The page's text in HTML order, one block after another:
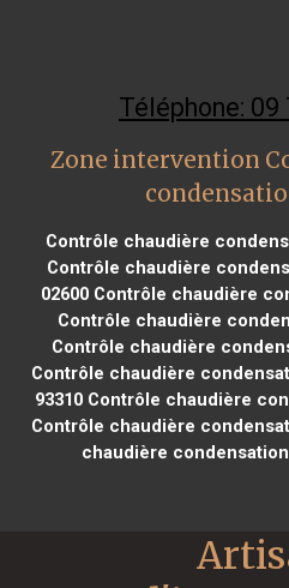
Téléphone: 09
Zone intervention
Contrôle chaudière
Contrôle chaudière
02600Contrôle chaudière
Contrôle chaudière
Contrôle chaudière
Contrôle chaudière
93310 Contrôle chaudière
Contrôle chaudière
chaudière